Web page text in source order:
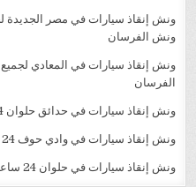
ونش الفرسان
الفرسان
ونش إنقاذ سيارات في حدائق حلوان 24 ساعة | ونش الفرسان
ونش إنقاذ سيارات في وادي حوف 24 ساعة | ونش الفرسان
ونش إنقاذ سيارات في حلوان 24 ساعة | ونش الفرسان